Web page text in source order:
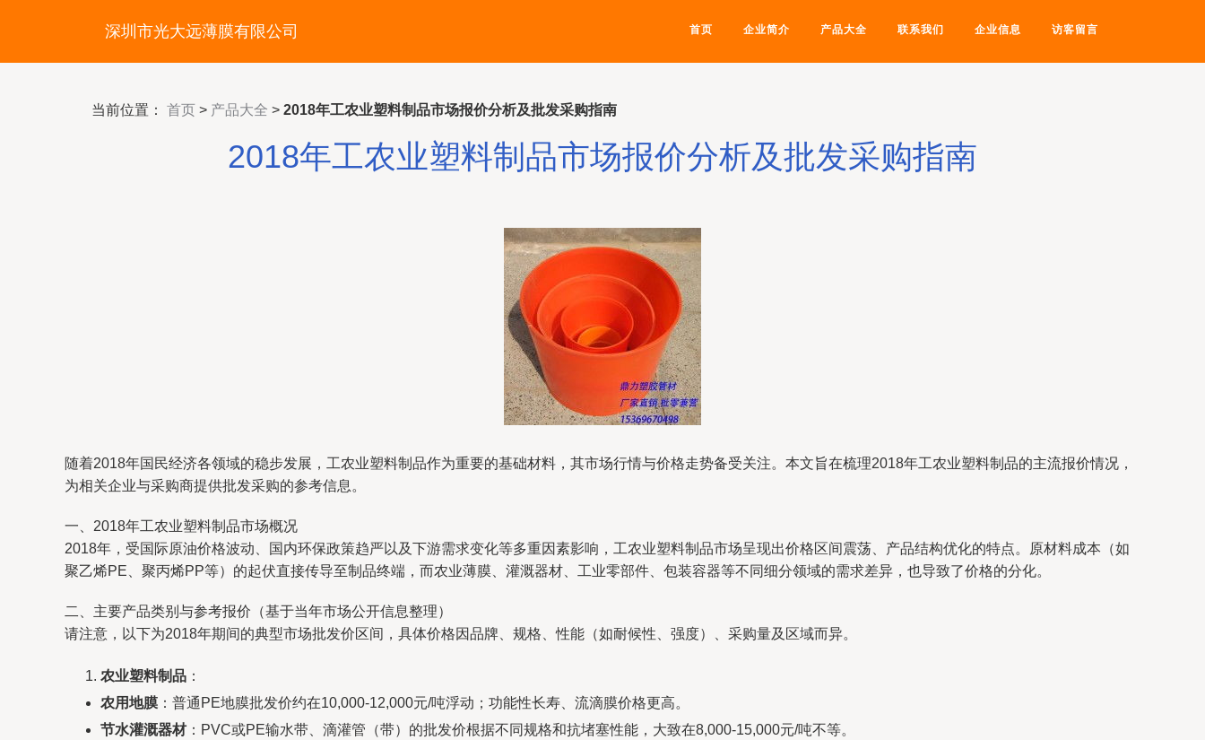
深圳市光大远薄膜有限公司 首页 企业简介 产品大全 联系我们 企业信息 访客留言
当前位置： 首页 > 产品大全 > 2018年工农业塑料制品市场报价分析及批发采购指南
2018年工农业塑料制品市场报价分析及批发采购指南
随着2018年国民经济各领域的稳步发展，工农业塑料制品作为重要的基础材料，其市场行情与价格走势备受关注。本文旨在梳理2018年工农业塑料制品的主流报价情况，
为相关企业与采购商提供批发采购的参考信息。
一、2018年工农业塑料制品市场概况
2018年，受国际原油价格波动、国内环保政策趋严以及下游需求变化等多重因素影响，工农业塑料制品市场呈现出价格区间震荡、产品结构优化的特点。原材料成本（如
聚乙烯PE、聚丙烯PP等）的起伏直接传导至制品终端，而农业薄膜、灌溉器材、工业零部件、包装容器等不同细分领域的需求差异，也导致了价格的分化。
二、主要产品类别与参考报价（基于当年市场公开信息整理）
请注意，以下为2018年期间的典型市场批发价区间，具体价格因品牌、规格、性能（如耐候性、强度）、采购量及区域而异。
农业塑料制品 ：
农用地膜 ：普通PE地膜批发价约在10,000-12,000元/吨浮动；功能性长寿、流滴膜价格更高。
节水灌溉器材：PVC或PE输水带、滴灌管（带）的批发价根据不同规格和抗堵塞性能，大致在8,000-15,000元/吨不等。